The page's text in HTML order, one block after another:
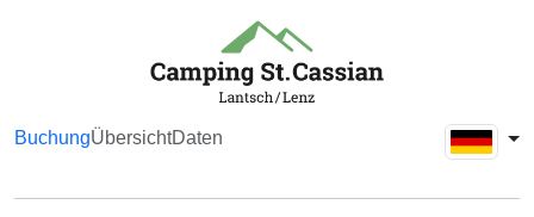
BuchungÜbersichtDaten